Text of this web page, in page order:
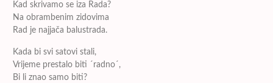
Kad skrivamo se iza Rada?
Na obrambenim zidovima
Rad je najjača balustrada.
Kada bi svi satovi stali,
Vrijeme prestalo biti ´radno´,
Bi li znao samo biti?